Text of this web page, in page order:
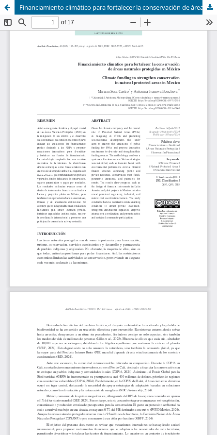
Financiamiento climático para fortalecer la conservación de áreas naturales protegidas en México